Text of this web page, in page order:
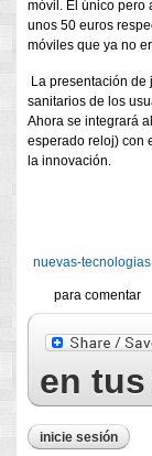
móvil. El único pero
unos 50 euros
móviles que ya no
La presentación
sanitarios de los
Ahora se integrará
esperado reloj) con
la innovación.
nuevas-tecnologias
en
inicie sesión
para comentar